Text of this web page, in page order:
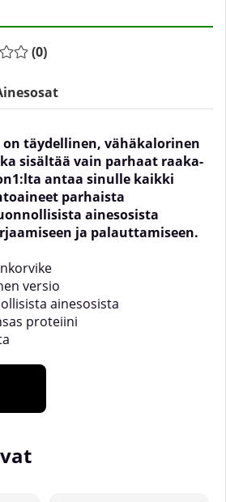
(0)
on täydellinen, vähäkalorinen
sisältää vain parhaat raaka-
antaa sinulle kaikki
parhaista
ainesosista
ja palauttamiseen.
versio
ainesosista
proteiini
saat täydellistä proteiinia
ja kanasta. Saat myös
ja herneproteiinista sekä MCT-
vain 134 kaloria ja peräti 24
ja vain 2 g sokeria.